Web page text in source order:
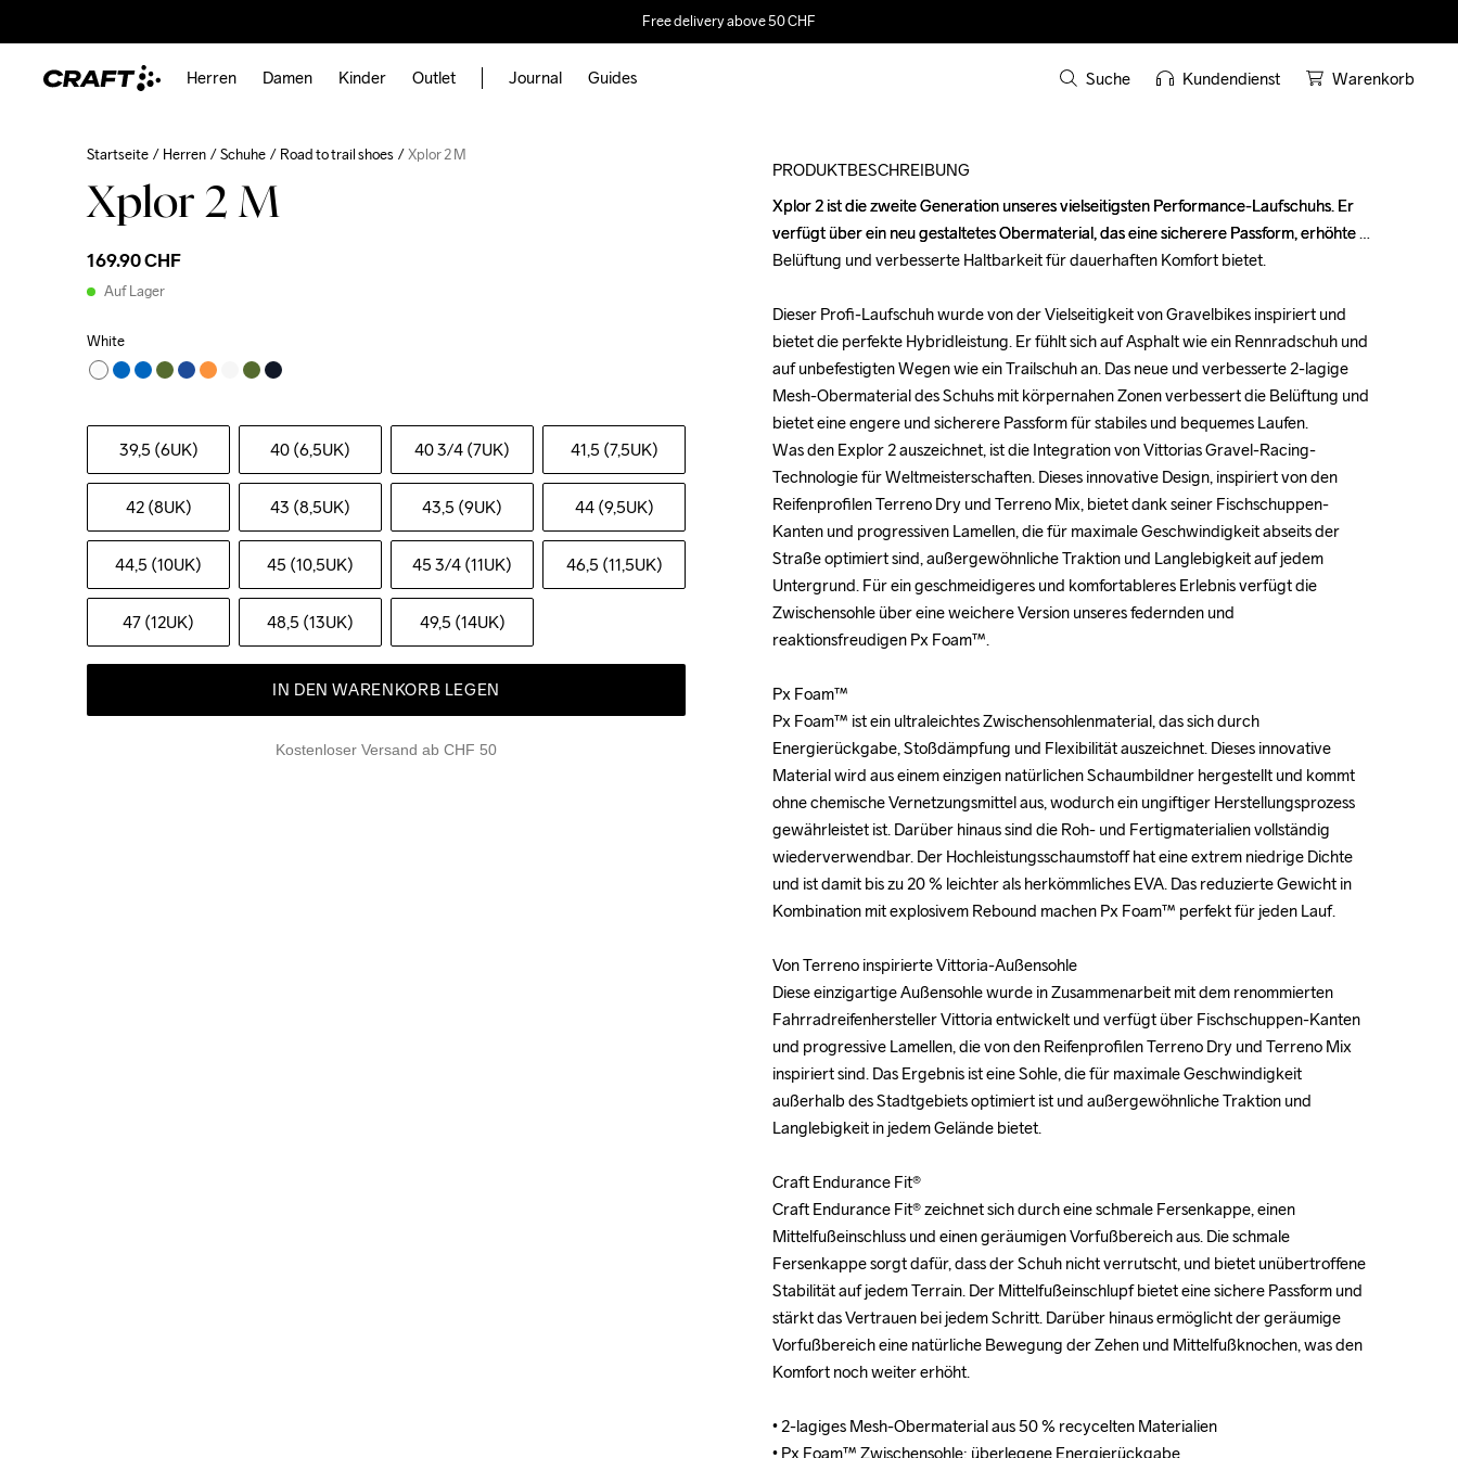
Free delivery above 50 CHF
Herren Damen Kinder Outlet Journal Guides Suche Kundendienst Warenkorb
Startseite Herren Schuhe Road to trail shoes Xplor 2 M
Xplor 2 M
169.90 CHF
Auf Lager
White
39,5 (6UK) 40 (6,5UK) 40 3/4 (7UK) 41,5 (7,5UK)
42 (8UK) 43 (8,5UK) 43,5 (9UK) 44 (9,5UK)
44,5 (10UK) 45 (10,5UK) 45 3/4 (11UK) 46,5 (11,5UK)
47 (12UK) 48,5 (13UK) 49,5 (14UK)
IN DEN WARENKORB LEGEN
Kostenloser Versand ab CHF 50
PRODUKTBESCHREIBUNG
Xplor 2 ist die zweite Generation unseres vielseitigsten Performance-Laufschuhs. Er
verfügt über ein neu gestaltetes Obermaterial, das eine sicherere Passform, erhöhte
Belüftung und verbesserte Haltbarkeit für dauerhaften Komfort bietet.
Dieser Profi-Laufschuh wurde von der Vielseitigkeit von Gravelbikes inspiriert und
bietet die perfekte Hybridleistung. Er fühlt sich auf Asphalt wie ein Rennradschuh und
auf unbefestigten Wegen wie ein Trailschuh an. Das neue und verbesserte 2-lagige
Mesh-Obermaterial des Schuhs mit körpernahen Zonen verbessert die Belüftung und
bietet eine engere und sicherere Passform für stabiles und bequemes Laufen.
Was den Explor 2 auszeichnet, ist die Integration von Vittorias Gravel-Racing-
Technologie für Weltmeisterschaften. Dieses innovative Design, inspiriert von den
Reifenprofilen Terreno Dry und Terreno Mix, bietet dank seiner Fischschuppen-
Kanten und progressiven Lamellen, die für maximale Geschwindigkeit abseits der
Straße optimiert sind, außergewöhnliche Traktion und Langlebigkeit auf jedem
Untergrund. Für ein geschmeidigeres und komfortableres Erlebnis verfügt die
Zwischensohle über eine weichere Version unseres federnden und
reaktionsfreudigen Px Foam™.
Px Foam™
Px Foam™ ist ein ultraleichtes Zwischensohlenmaterial, das sich durch
Energierückgabe, Stoßdämpfung und Flexibilität auszeichnet. Dieses innovative
Material wird aus einem einzigen natürlichen Schaumbildner hergestellt und kommt
ohne chemische Vernetzungsmittel aus, wodurch ein ungiftiger Herstellungsprozess
gewährleistet ist. Darüber hinaus sind die Roh- und Fertigmaterialien vollständig
wiederverwendbar. Der Hochleistungsschaumstoff hat eine extrem niedrige Dichte
und ist damit bis zu 20 % leichter als herkömmliches EVA. Das reduzierte Gewicht in
Kombination mit explosivem Rebound machen Px Foam™ perfekt für jeden Lauf.
Von Terreno inspirierte Vittoria-Außensohle
Diese einzigartige Außensohle wurde in Zusammenarbeit mit dem renommierten
Fahrradreifenhersteller Vittoria entwickelt und verfügt über Fischschuppen-Kanten
und progressive Lamellen, die von den Reifenprofilen Terreno Dry und Terreno Mix
inspiriert sind. Das Ergebnis ist eine Sohle, die für maximale Geschwindigkeit
außerhalb des Stadtgebiets optimiert ist und außergewöhnliche Traktion und
Langlebigkeit in jedem Gelände bietet.
Craft Endurance Fit®
Craft Endurance Fit® zeichnet sich durch eine schmale Fersenkappe, einen
Mittelfußeinschluss und einen geräumigen Vorfußbereich aus. Die schmale
Fersenkappe sorgt dafür, dass der Schuh nicht verrutscht, und bietet unübertroffene
Stabilität auf jedem Terrain. Der Mittelfußeinschlupf bietet eine sichere Passform und
stärkt das Vertrauen bei jedem Schritt. Darüber hinaus ermöglicht der geräumige
Vorfußbereich eine natürliche Bewegung der Zehen und Mittelfußknochen, was den
Komfort noch weiter erhöht.
• 2-lagiges Mesh-Obermaterial aus 50 % recycelten Materialien
• Px Foam™ Zwischensohle: überlegene Energierückgabe
Xplor 2 ist die zweite Generation unseres vielseitigsten Performance-Laufschuhs. Er
verfügt über ein neu gestaltetes Obermaterial, das eine sicherere Passform, erhöhte
Belüftung und verbesserte Haltbarkeit für dauerhaften Komfort bietet.
Dieser Profi-Laufschuh wurde von der Vielseitigkeit von Gravelbikes inspiriert und
bietet die perfekte Hybridleistung. Er fühlt sich auf Asphalt wie ein Rennradschuh und
auf unbefestigten Wegen wie ein Trailschuh an. Das neue und verbesserte 2-lagige
Mesh-Obermaterial des Schuhs mit körpernahen Zonen verbessert die Belüftung und
bietet eine engere und sicherere Passform für stabiles und bequemes Laufen.
Was den Explor 2 auszeichnet, ist die Integration von Vittorias Gravel-Racing-
Technologie für Weltmeisterschaften. Dieses innovative Design, inspiriert von den
Reifenprofilen Terreno Dry und Terreno Mix, bietet dank seiner Fischschuppen-
Kanten und progressiven Lamellen, die für maximale Geschwindigkeit abseits der
Straße optimiert sind, außergewöhnliche Traktion und Langlebigkeit auf jedem
Untergrund. Für ein geschmeidigeres und komfortableres Erlebnis verfügt die
Zwischensohle über eine weichere Version unseres federnden und
reaktionsfreudigen Px Foam™.
Px Foam™
Px Foam™ ist ein ultraleichtes Zwischensohlenmaterial, das sich durch
Energierückgabe, Stoßdämpfung und Flexibilität auszeichnet. Dieses innovative
Material wird aus einem einzigen natürlichen Schaumbildner hergestellt und kommt
ohne chemische Vernetzungsmittel aus, wodurch ein ungiftiger Herstellungsprozess
gewährleistet ist. Darüber hinaus sind die Roh- und Fertigmaterialien vollständig
wiederverwendbar. Der Hochleistungsschaumstoff hat eine extrem niedrige Dichte
und ist damit bis zu 20 % leichter als herkömmliches EVA. Das reduzierte Gewicht in
Kombination mit explosivem Rebound machen Px Foam™ perfekt für jeden Lauf.
Von Terreno inspirierte Vittoria-Außensohle
Diese einzigartige Außensohle wurde in Zusammenarbeit mit dem renommierten
Fahrradreifenhersteller Vittoria entwickelt und verfügt über Fischschuppen-Kanten
und progressive Lamellen, die von den Reifenprofilen Terreno Dry und Terreno Mix
inspiriert sind. Das Ergebnis ist eine Sohle, die für maximale Geschwindigkeit
außerhalb des Stadtgebiets optimiert ist und außergewöhnliche Traktion und
Langlebigkeit in jedem Gelände bietet.
Craft Endurance Fit®
Craft Endurance Fit® zeichnet sich durch eine schmale Fersenkappe, einen
Mittelfußeinschluss und einen geräumigen Vorfußbereich aus. Die schmale
Fersenkappe sorgt dafür, dass der Schuh nicht verrutscht, und bietet unübertroffene
Stabilität auf jedem Terrain. Der Mittelfußeinschlupf bietet eine sichere Passform und
stärkt das Vertrauen bei jedem Schritt. Darüber hinaus ermöglicht der geräumige
Vorfußbereich eine natürliche Bewegung der Zehen und Mittelfußknochen, was den
Komfort noch weiter erhöht.
• 2-lagiges Mesh-Obermaterial aus 50 % recycelten Materialien
• Px Foam™ Zwischensohle: überlegene Energierückgabe